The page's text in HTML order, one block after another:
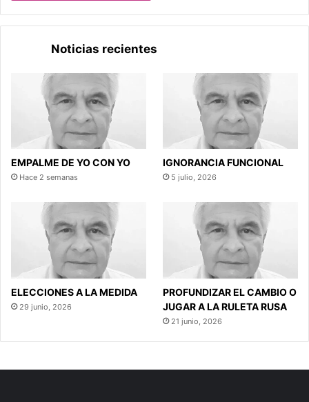
Noticias recientes
EMPALME DE YO CON YO
Hace 2 semanas
IGNORANCIA FUNCIONAL
5 julio, 2026
ELECCIONES A LA MEDIDA
29 junio, 2026
PROFUNDIZAR EL CAMBIO O
JUGAR A LA RULETA RUSA
21 junio, 2026